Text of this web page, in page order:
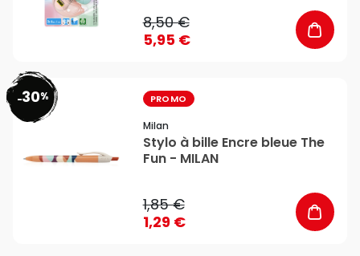
8,50 €
5,95 €
-30% PROMO
Milan
Stylo à bille Encre bleue The
Fun - MILAN
1,85 €
1,29 €